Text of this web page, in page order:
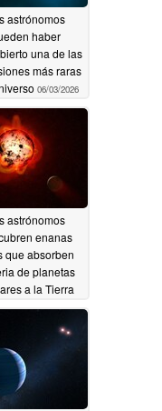
astrónomos
haber
una de las
más raras
06/03/2026
astrónomos
enanas
que absorben
de planetas
a la Tierra
05/30/2026